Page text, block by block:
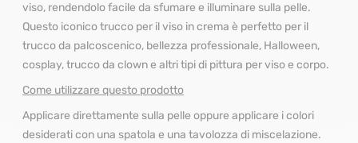
viso, rendendolo facile da sfumare e illuminare sulla pelle.
Questo iconico trucco per il viso in crema è perfetto per il
trucco da palcoscenico, bellezza professionale, Halloween,
cosplay, trucco da clown e altri tipi di pittura per viso e corpo.
Come utilizzare questo prodotto
Applicare direttamente sulla pelle oppure applicare i colori
desiderati con una spatola e una tavolozza di miscelazione.